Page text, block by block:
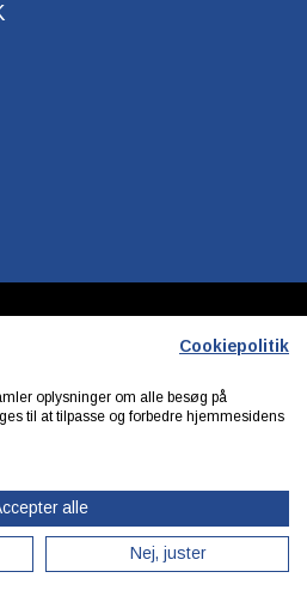
Cookiepolitik
oplysninger om alle besøg på
til at tilpasse og forbedre hjemmesidens
alle
Nej, juster